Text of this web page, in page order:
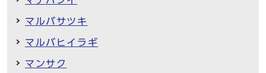
マルバサツキ
マルバヒイラギ
マンサク